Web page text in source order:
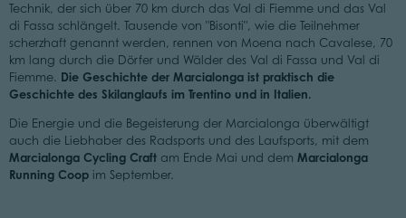
Technik, der sich über 70 km durch das Val di Fiemme und das Val
di Fassa schlängelt. Tausende von "Bisonti", wie die Teilnehmer
scherzhaft genannt werden, rennen von Moena nach Cavalese, 70
km lang durch die Dörfer und Wälder des Val di Fassa und Val di
Fiemme. Die Geschichte der Marcialonga ist praktisch die
Geschichte des Skilanglaufs im Trentino und in Italien.
Die Energie und die Begeisterung der Marcialonga überwältigt
auch die Liebhaber des Radsports und des Laufsports, mit dem
Marcialonga Cycling Craftam Ende Mai und dem Marcialonga
Running Coopim September.